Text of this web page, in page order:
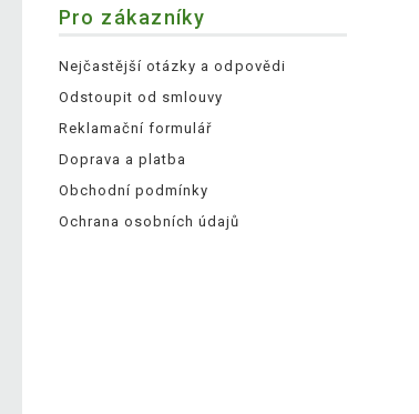
Pro zákazníky
Nejčastější otázky a odpovědi
Odstoupit od smlouvy
Reklamační formulář
Doprava a platba
Obchodní podmínky
Ochrana osobních údajů